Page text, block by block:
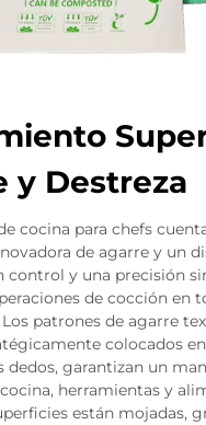
y Destreza
cocina para chefs
de agarre y un
control y una precisión
de cocción en
patrones de agarre
colocados
dedos, garantizan un
herramientas y
están mojadas,